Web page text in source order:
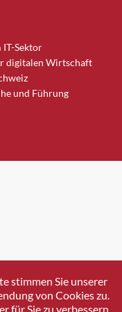
IT-Sektor
digitalen Wirtschaft
und Führung
stimmen Sie unserer
von Cookies zu.
für Sie zu verbessern.